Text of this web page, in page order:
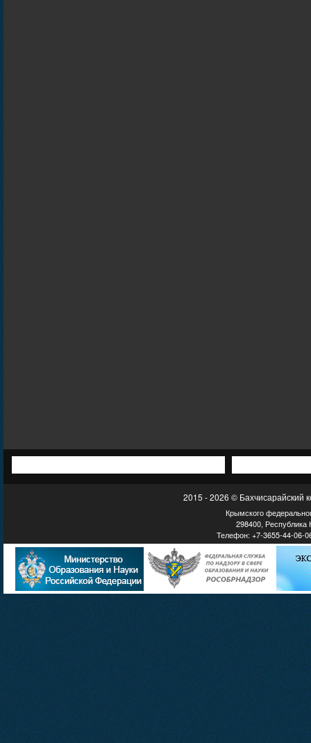
2015 - 2026 © Бахчисарайский
Крымского
298400, Республика
Телефон: +7-3655-44-06-